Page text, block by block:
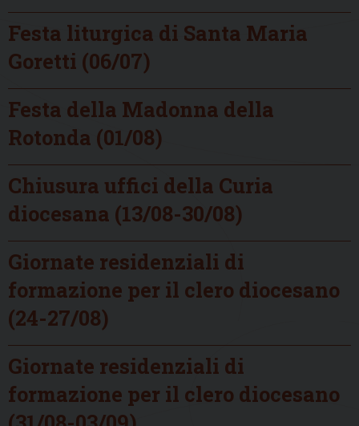
Festa liturgica di Santa Maria
Goretti (06/07)
Festa della Madonna della
Rotonda (01/08)
Chiusura uffici della Curia
diocesana (13/08-30/08)
Giornate residenziali di
formazione per il clero diocesano
(24-27/08)
Giornate residenziali di
formazione per il clero diocesano